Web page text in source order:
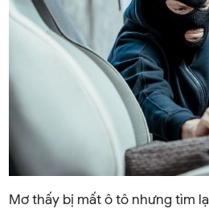
Mơ thấy bị mất ô tô nhưng tìm